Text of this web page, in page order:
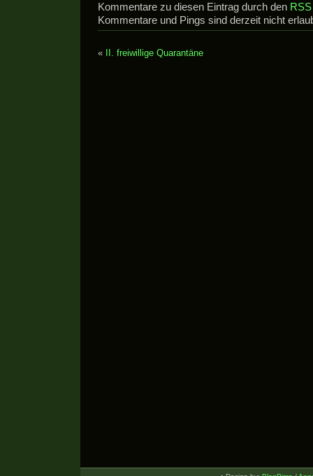
Kommentare zu diesen Eintrag durch den
Kommentare und Pings sind derzeit nicht
« II. freiwillige Quarantäne